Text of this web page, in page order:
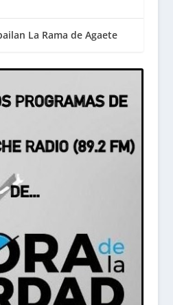
La Rama de Agaete